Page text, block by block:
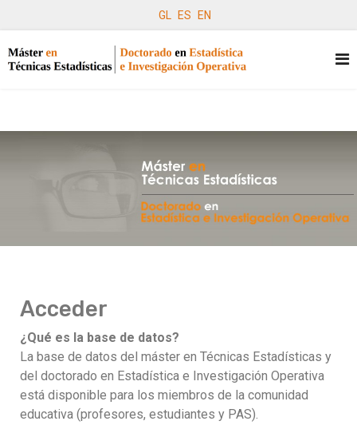
GL ES EN
Acceder
¿Qué es la base de datos?
La base de datos del máster en Técnicas Estadísticas y
del doctorado en Estadística e Investigación Operativa
está disponible para los miembros de la comunidad
educativa (profesores, estudiantes y PAS).